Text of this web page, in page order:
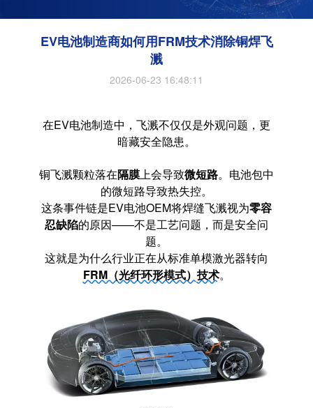
EV电池制造商如何用FRM技术消除铜焊飞
溅
2026-06-23 16:48:11
在EV电池制造中，飞溅不仅仅是外观问题，更
暗藏安全隐患。
铜飞溅颗粒落在隔膜上会导致微短路。电池包中
的微短路导致热失控。
这条事件链是EV电池OEM将焊缝飞溅视为零容
忍缺陷的原因——不是工艺问题，而是安全问
题。
这就是为什么行业正在从标准单模激光器转向
FRM（光纤环形模式） 技术。